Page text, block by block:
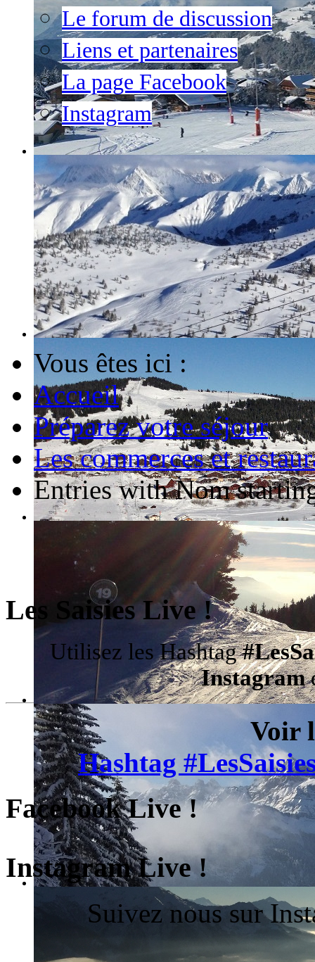
Le forum de discussion
Liens et partenaires
La page Facebook
Instagram
Vous êtes ici :
Accueil
Préparez votre séjour
Les commerces et
Entries with Nom
Les Saisies Live !
Utilisez les Hashtag
Instagram
Voir
Hashtag
Facebook Live !
Instagram Live !
Suivez nous sur